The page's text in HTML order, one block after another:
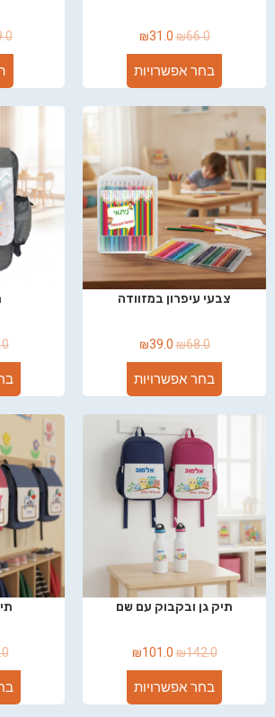
₪66.0
₪31.0
בחר אפשרויות
צבעי עיפרון במזוודה
₪68.0
₪39.0
בחר אפשרויות
תיק גן ובקבוק עם שם
₪142.0
₪101.0
בחר אפשרויות